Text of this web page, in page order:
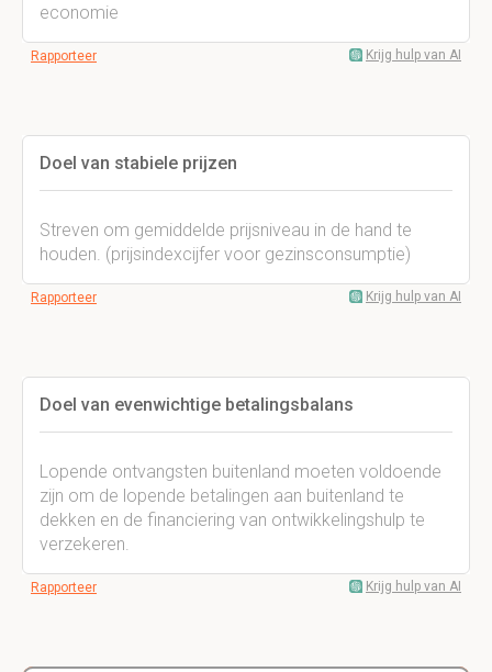
economie
Rapporteer Krijg hulp van AI
Doel van stabiele prijzen
Streven om gemiddelde prijsniveau in de hand te
houden. (prijsindexcijfer voor gezinsconsumptie)
Rapporteer Krijg hulp van AI
Doel van evenwichtige betalingsbalans
Lopende ontvangsten buitenland moeten voldoende
zijn om de lopende betalingen aan buitenland te
dekken en de financiering van ontwikkelingshulp te
verzekeren.
Rapporteer Krijg hulp van AI